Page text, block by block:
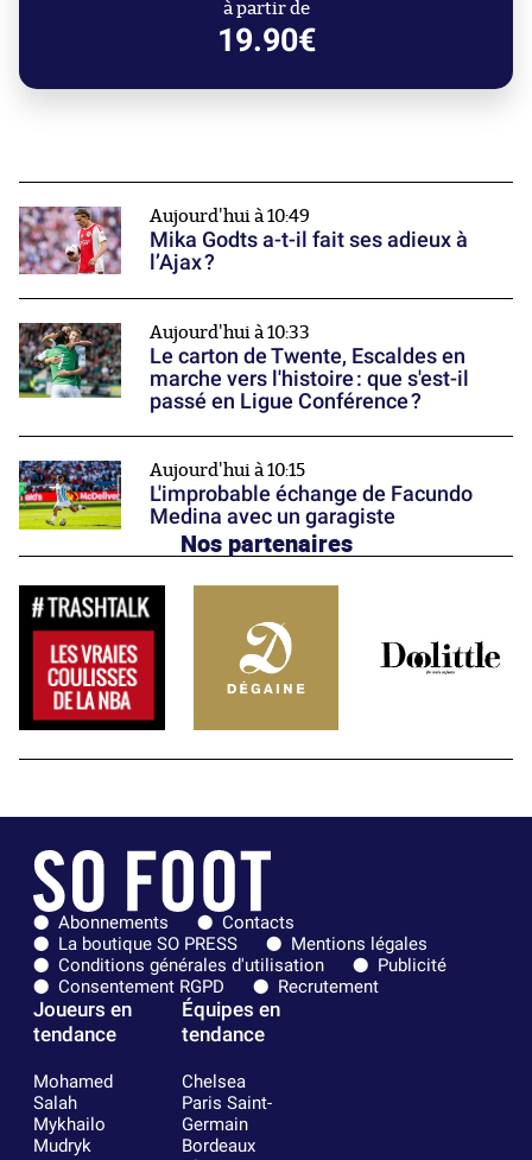
à partir de
19.90€
Aujourd'hui à 10:49
Mika Godts a-t-il fait ses adieux à
l’Ajax ?
Aujourd'hui à 10:33
Le carton de Twente, Escaldes en
marche vers l'histoire : que s'est-il
passé en Ligue Conférence ?
Aujourd'hui à 10:15
L'improbable échange de Facundo
Medina avec un garagiste
Nos partenaires
Abonnements
Contacts
La boutique SO PRESS
Mentions légales
Conditions générales d'utilisation
Publicité
Consentement RGPD
Recrutement
Joueurs en
tendance
Mohamed
Salah
Mykhailo
Mudryk
Équipes en
tendance
Chelsea
Paris Saint-
Germain
Bordeaux